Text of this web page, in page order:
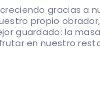
gracias a
propio
guardado: la
en nuestro